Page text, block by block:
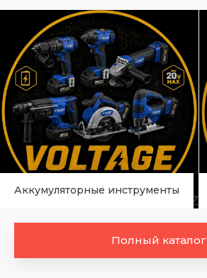
Аккумуляторные инструменты
Полный каталог